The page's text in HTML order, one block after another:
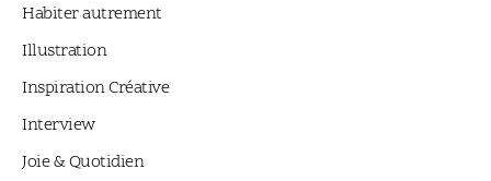
Habiter autrement
Illustration
Inspiration Créative
Interview
Joie & Quotidien